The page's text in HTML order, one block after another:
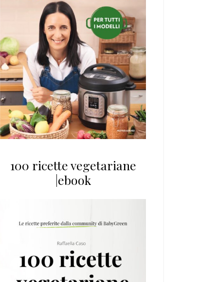
100 ricette vegetariane
|ebook